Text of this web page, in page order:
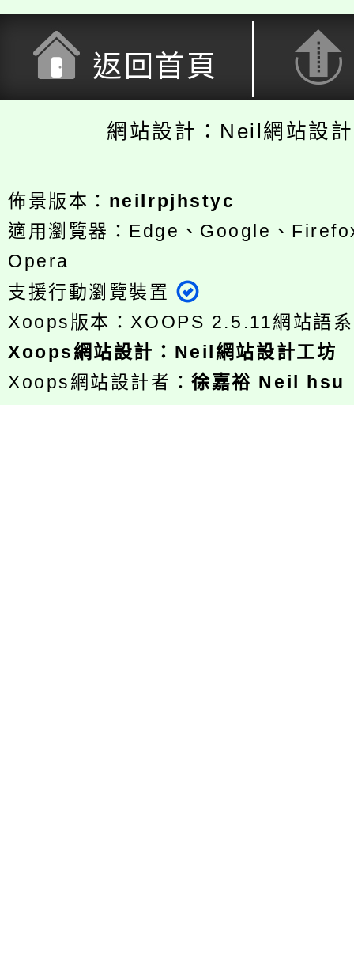
返回首頁
網站設計：Neil網站設
佈景版本： neilrpjhstyc
適用瀏覽器：Edge、Google、
Opera
支援行動瀏覽裝置
Xoops版本： XOOPS 2.5.11網站語
Xoops網站設計 ： Neil網站設計工坊
Xoops網站設計者：徐嘉裕 Neil hsu